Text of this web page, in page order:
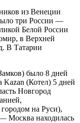
из Венеции
три России —
Белой России
в Верхней
В Татарии
было 8 дней
Kazan (Котел) 5 дней
Новгород
на Руси),
Москва находилась